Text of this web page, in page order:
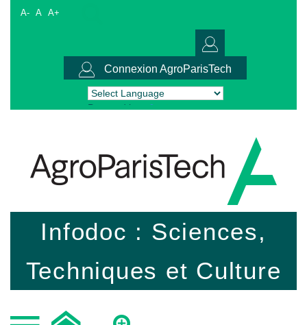
A- A A+
Connexion AgroParisTech
Powered by Translate
Infodoc : Sciences,
Techniques et Culture